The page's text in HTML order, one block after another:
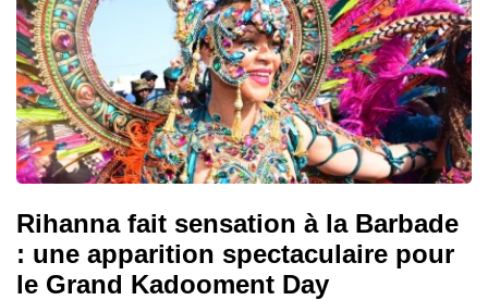
Rihanna fait sensation à la Barbade
: une apparition spectaculaire pour
le Grand Kadooment Day